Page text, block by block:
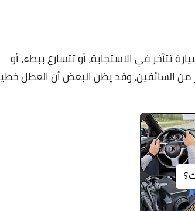
تتأخر في الاستجابة، أو تتسارع ببطء، أو
من السائقين، وقد يظن البعض أن العطل